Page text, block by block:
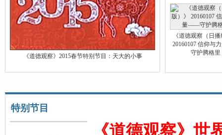
《道德观察》2015春节特别节目：天大的小事
《道德观察（日
20160107 信仰与
守护腾格里
特别节目
《道德观察》